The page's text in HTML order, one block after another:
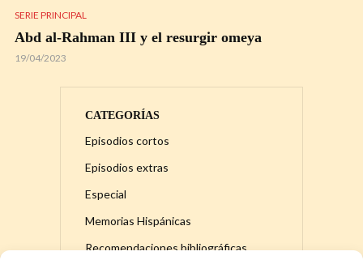
SERIE PRINCIPAL
Abd al-Rahman III y el resurgir omeya
19/04/2023
CATEGORÍAS
Episodios cortos
Episodios extras
Especial
Memorias Hispánicas
Recomendaciones bibliográficas